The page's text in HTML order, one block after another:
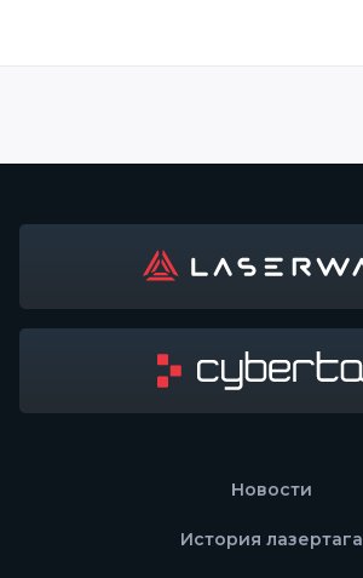
Новости
История лазертага